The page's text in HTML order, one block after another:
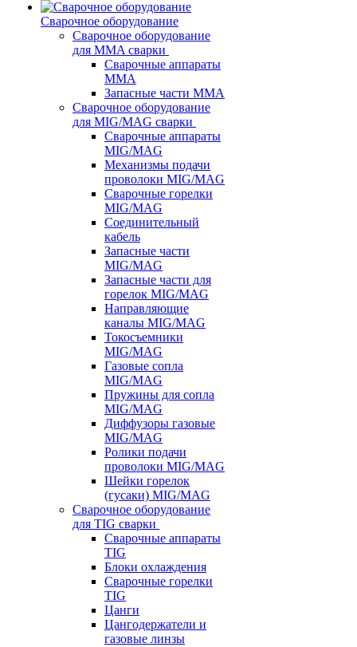
Сварочное оборудование
Сварочное оборудование
для MMA сварки
Сварочные аппараты
MMA
Запасные части MMA
Сварочное оборудование
для MIG/MAG сварки
Сварочные аппараты
MIG/MAG
Механизмы подачи
проволоки MIG/MAG
Сварочные горелки
MIG/MAG
Соединительный
кабель
Запасные части
MIG/MAG
Запасные части для
горелок MIG/MAG
Направляющие
каналы MIG/MAG
Токосъемники
MIG/MAG
Газовые сопла
MIG/MAG
Пружины для сопла
MIG/MAG
Диффузоры газовые
MIG/MAG
Ролики подачи
проволоки MIG/MAG
Шейки горелок
(гусаки) MIG/MAG
Сварочное оборудование
для TIG сварки
Сварочные аппараты
TIG
Блоки охлаждения
Сварочные горелки
TIG
Цанги
Цангодержатели и
газовые линзы